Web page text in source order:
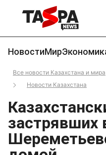
НовостиМир
Все новости Казахстана и мира
Новости Казахстана
застрявших